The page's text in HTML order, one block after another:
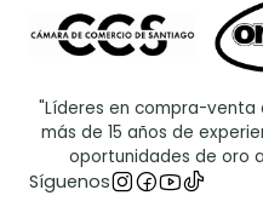
"Líderes en compra-venta
más de 15 años de
oportunidades de oro
Síguenos